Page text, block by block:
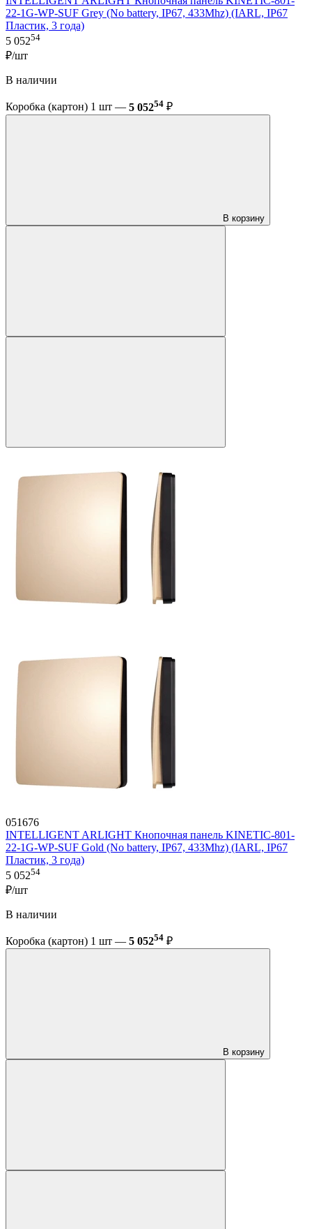
22-1G-WP-SUF Grey (No battery, IP67, 433Mhz) (IARL, IP67
Пластик, 3 года)
5 05254
₽/шт
В наличии
Коробка (картон) 1 шт — 5 05254 ₽
В корзину
051676
INTELLIGENT ARLIGHT Кнопочная панель KINETIC-801-
22-1G-WP-SUF Gold (No battery, IP67, 433Mhz) (IARL, IP67
Пластик, 3 года)
5 05254
₽/шт
В наличии
Коробка (картон) 1 шт — 5 05254 ₽
В корзину